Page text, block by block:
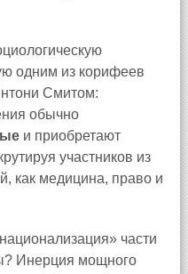
одним из корифеев
Смитом:
обычно
и приобретают
участников из
как медицина, право и
части
Инерция мощного